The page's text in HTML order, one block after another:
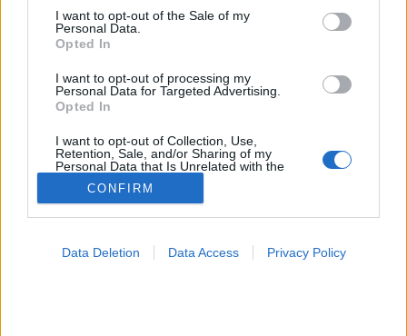
consent section.
I want to opt-out of the Sale of my
Personal Data.
Opted In
I want to opt-out of processing my
Personal Data for Targeted Advertising.
Opted In
I want to opt-out of Collection, Use,
Retention, Sale, and/or Sharing of my
Personal Data that Is Unrelated with the
Purposes for which it was collected.
Opted Out
CONFIRM
Data Deletion Data Access Privacy Policy
2024. november 29. 19:17
Küldés Küldés Messengeren